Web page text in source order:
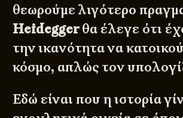
θεωρούμε λιγότερο
Heideggerθα έλεγε ότι
την ικανότητα να
κόσμο, απλώς τον
Εδώ είναι που η ιστορία